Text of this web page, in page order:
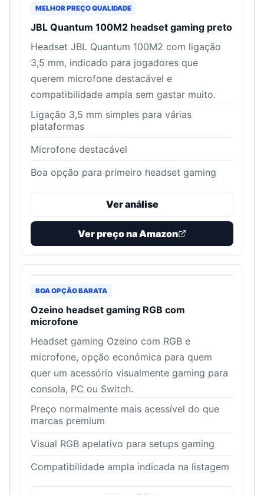
MELHOR PREÇO QUALIDADE
JBL Quantum 100M2 headset gaming preto
Headset JBL Quantum 100M2 com ligação
3,5 mm, indicado para jogadores que
querem microfone destacável e
compatibilidade ampla sem gastar muito.
Ligação 3,5 mm simples para várias
plataformas
Microfone destacável
Boa opção para primeiro headset gaming
Ver análise
Ver preço na Amazon
BOA OPÇÃO BARATA
Ozeino headset gaming RGB com
microfone
Headset gaming Ozeino com RGB e
microfone, opção económica para quem
quer um acessório visualmente gaming para
consola, PC ou Switch.
Preço normalmente mais acessível do que
marcas premium
Visual RGB apelativo para setups gaming
Compatibilidade ampla indicada na listagem